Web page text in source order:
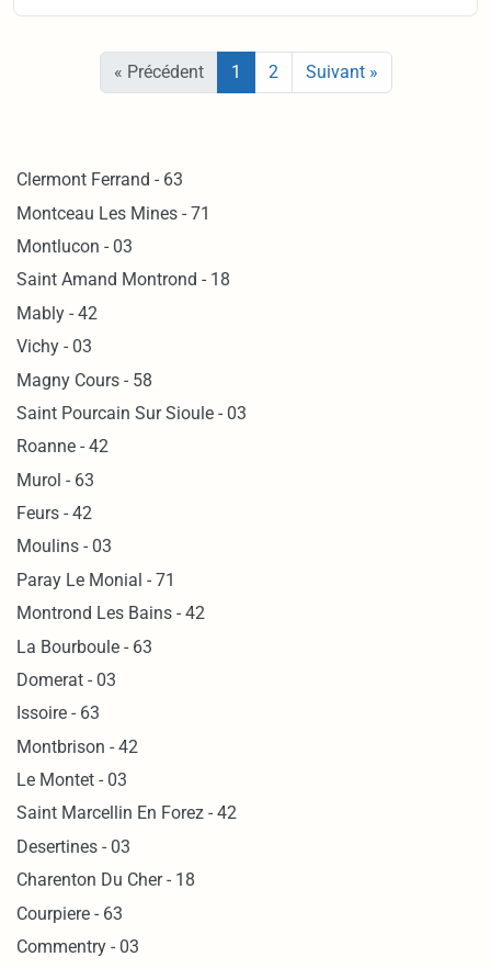
« Précédent 1 2 Suivant »
Clermont Ferrand - 63
Montceau Les Mines - 71
Montlucon - 03
Saint Amand Montrond - 18
Mably - 42
Vichy - 03
Magny Cours - 58
Saint Pourcain Sur Sioule - 03
Roanne - 42
Murol - 63
Feurs - 42
Moulins - 03
Paray Le Monial - 71
Montrond Les Bains - 42
La Bourboule - 63
Domerat - 03
Issoire - 63
Montbrison - 42
Le Montet - 03
Saint Marcellin En Forez - 42
Desertines - 03
Charenton Du Cher - 18
Courpiere - 63
Commentry - 03